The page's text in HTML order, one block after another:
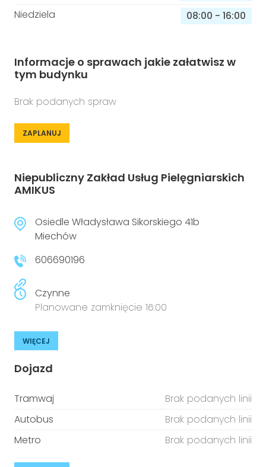
Niedziela
08:00 - 16:00
Informacje o sprawach jakie załatwisz w
tym budynku
Brak podanych spraw
ZAPLANUJ
Niepubliczny Zakład Usług Pielęgniarskich
AMIKUS
Osiedle Władysława Sikorskiego 41b
Miechów
606690196
Czynne
Planowane zamknięcie 16:00
WIĘCEJ
Dojazd
Tramwaj
Brak podanych linii
Autobus
Brak podanych linii
Metro
Brak podanych linii